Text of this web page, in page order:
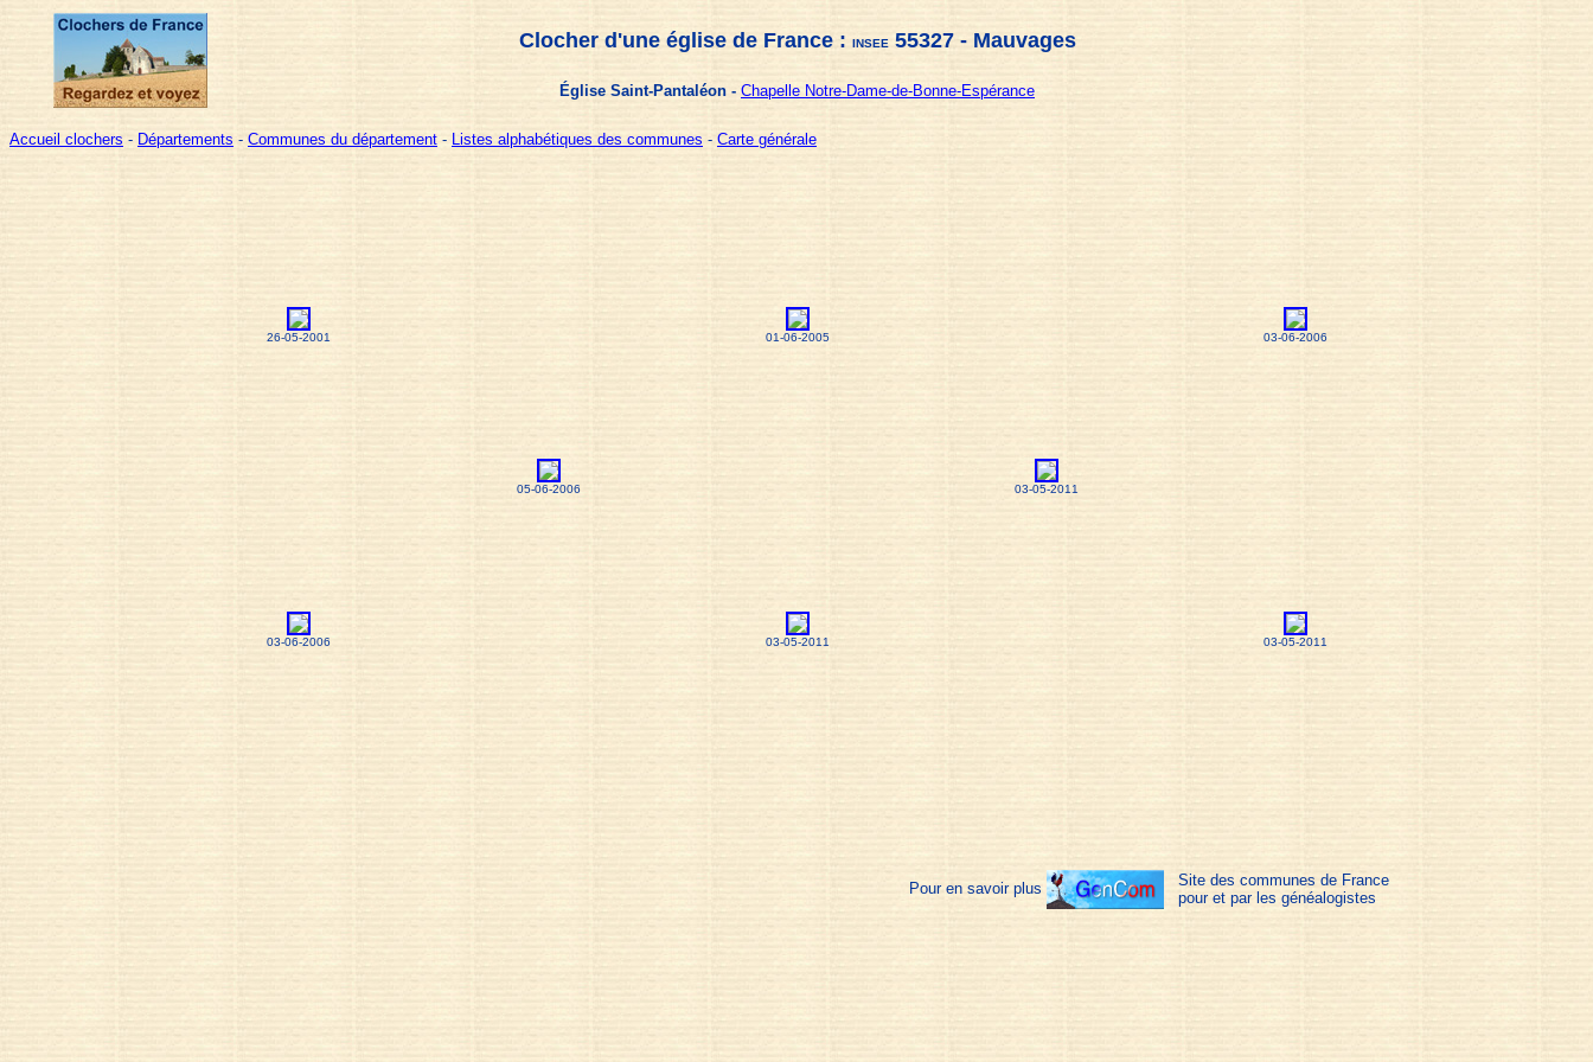
Clocher d'une église de France : INSEE55327 - Mauvages
Église Saint-Pantaléon - Chapelle Notre-Dame-de-Bonne-Espérance
Accueil clochers - Départements - Communes du département - Listes alphabétiques des communes - Carte générale
26-05-2001
05-06-2006
01-06-2005
03-05-2011
03-06-2006
03-06-2006 03-05-2011 03-05-2011
Pour en savoir plus
Site des communes de France
pour et par les généalogistes